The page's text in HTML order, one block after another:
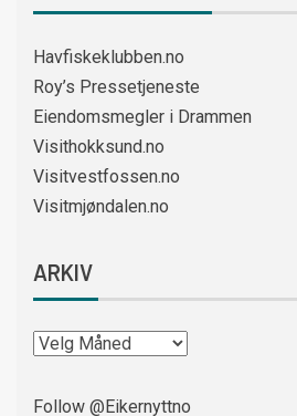
Havfiskeklubben.no
Roy’s Pressetjeneste
Eiendomsmegler i Drammen
Visithokksund.no
Visitvestfossen.no
Visitmjøndalen.no
ARKIV
Follow @Eikernyttno